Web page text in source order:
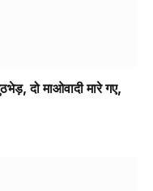
दो माओवादी मारे गए,